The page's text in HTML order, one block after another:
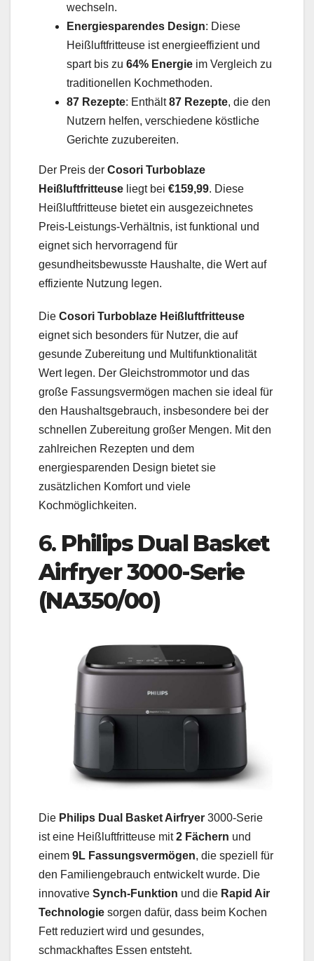
wechseln.
Energiesparendes Design: Diese
Heißluftfritteuse ist energieeffizient und
spart bis zu 64% Energie im Vergleich zu
traditionellen Kochmethoden.
87 Rezepte: Enthält87 Rezepte, die den
Nutzern helfen, verschiedene köstliche
Gerichte zuzubereiten.
Der Preis der Cosori Turboblaze
Heißluftfritteuse liegt bei €159,99. Diese
Heißluftfritteuse bietet ein ausgezeichnetes
Preis-Leistungs-Verhältnis, ist funktional und
eignet sich hervorragend für
gesundheitsbewusste Haushalte, die Wert auf
effiziente Nutzung legen.
Die Cosori Turboblaze Heißluftfritteuse
eignet sich besonders für Nutzer, die auf
gesunde Zubereitung und Multifunktionalität
Wert legen. Der Gleichstrommotor und das
große Fassungsvermögen machen sie ideal für
den Haushaltsgebrauch, insbesondere bei der
schnellen Zubereitung großer Mengen. Mit den
zahlreichen Rezepten und dem
energiesparenden Design bietet sie
zusätzlichen Komfort und viele
Kochmöglichkeiten.
6. Philips Dual Basket
Airfryer 3000-Serie
(NA350/00)
Die Philips Dual Basket Airfryer 3000-Serie
ist eine Heißluftfritteuse mit2 Fächern und
einem 9L Fassungsvermögen, die speziell für
den Familiengebrauch entwickelt wurde. Die
innovative Synch-Funktion und die Rapid Air
Technologie sorgen dafür, dass beim Kochen
Fett reduziert wird und gesundes,
schmackhaftes Essen entsteht.